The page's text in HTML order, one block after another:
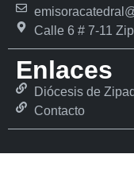
Calle 6 # 7-11
Enlaces
Diócesis de
Contacto